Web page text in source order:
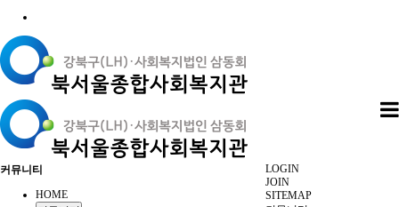
LOGIN
JOIN
SITEMAP
커뮤니티
HOME